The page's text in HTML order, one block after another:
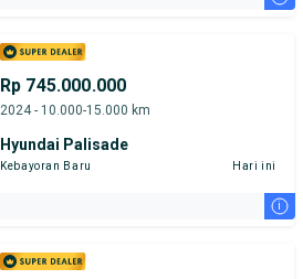
Rp 745.000.000
2024 - 10.000-15.000 km
Hyundai Palisade
Kebayoran Baru Hari ini
i